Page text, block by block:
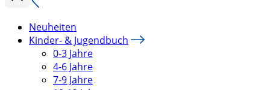
Neuheiten
Kinder- & Jugendbuch
0-3 Jahre
4-6 Jahre
7-9 Jahre